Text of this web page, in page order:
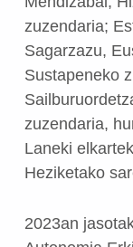
zuzendaria;
Sagarzazu,
Sustapeneko
zuzendaria,
Laneki
Heziketako
2023an